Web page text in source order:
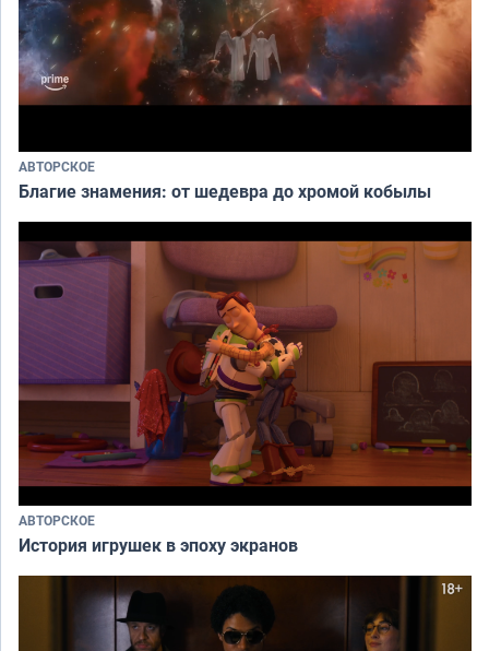
АВТОРСКОЕ
Благие знамения: от шедевра до хромой кобылы
АВТОРСКОЕ
История игрушек в эпоху экранов